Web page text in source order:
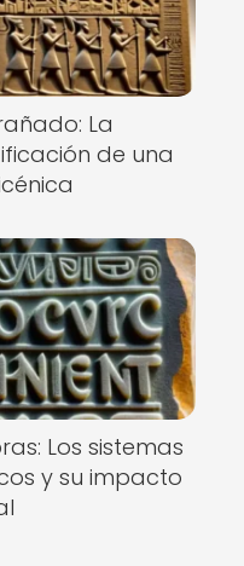
La
de una
Los sistemas
y su impacto